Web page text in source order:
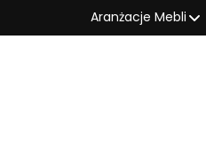
Aranżacje Mebli